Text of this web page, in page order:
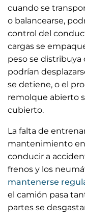
cuando se
o balancearse,
control del
cargas se
peso se distribuya
podrían
se detiene, o el
remolque abierto
cubierto.
La falta de
mantenimiento
conducir a
frenos y los
mantenerse
el camión pasa
partes se